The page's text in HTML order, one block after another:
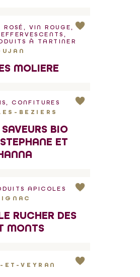
VIN ROUGE,
À TARTINER
MOLIERE
CONFITURES
BEZIERS
BIO
ET
APICOLES
RUCHER DES
MONTS
ET-VEYRAN